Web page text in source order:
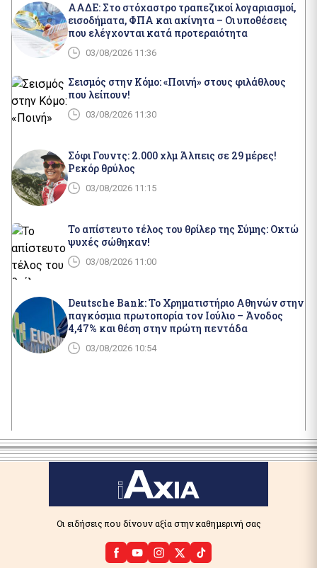
ΑΑΔΕ: Στο στόχαστρο τραπεζικοί λογαριασμοί,
εισοδήματα, ΦΠΑ και ακίνητα – Οι υποθέσεις
που ελέγχονται κατά προτεραιότητα
03/08/2026 11:36
Σεισμός στην Κόμο: «Ποινή» στους φιλάθλους
που λείπουν!
03/08/2026 11:30
Σόφι Γουντς: 2.000 χλμ Άλπεις σε 29 μέρες!
Ρεκόρ θρύλος
03/08/2026 11:15
Το απίστευτο τέλος του θρίλερ της Σύμης: Οκτώ
ψυχές σώθηκαν!
03/08/2026 11:00
Deutsche Bank: Το Χρηματιστήριο Αθηνών στην
παγκόσμια πρωτοπορία τον Ιούλιο – Άνοδος
4,47% και θέση στην πρώτη πεντάδα
03/08/2026 10:54
Οι ειδήσεις που δίνουν αξία στην καθημερινή σας